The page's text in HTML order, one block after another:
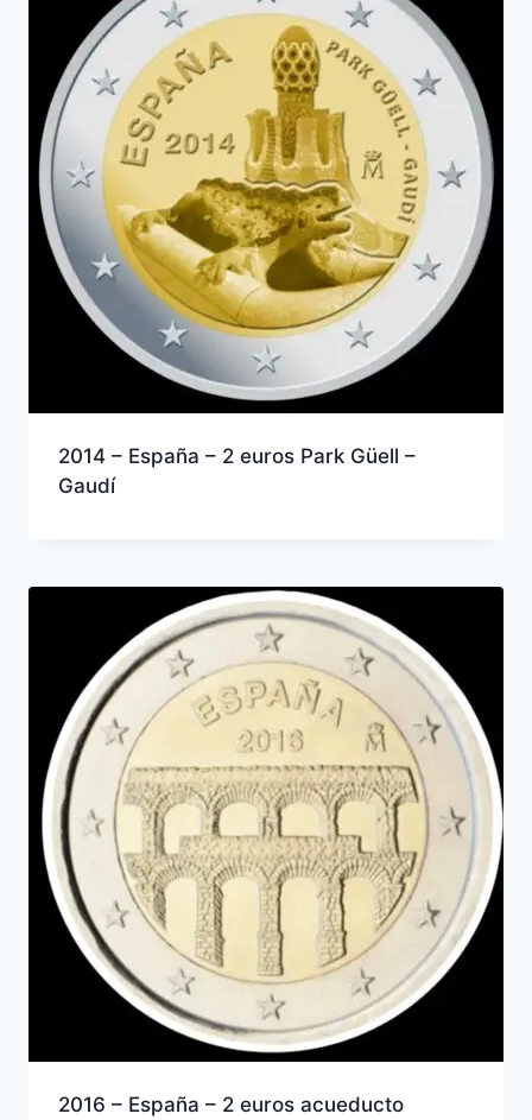
2014 – España – 2 euros Park Güell –
Gaudí
2016 – España – 2 euros acueducto